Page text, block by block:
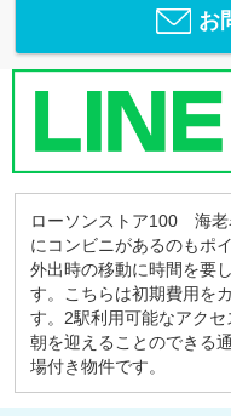
お
ローソンストア100 海老
にコンビニがあるのもポ
外出時の移動に時間を要
す。こちらは初期費用を
す。2駅利用可能なアク
朝を迎えることのできる
場付き物件です。